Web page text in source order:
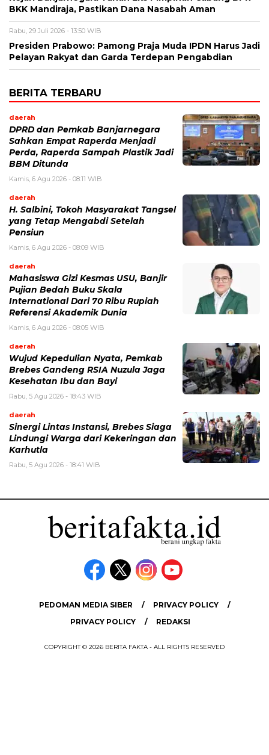
BKK Mandiraja, Pastikan Dana Nasabah Aman
Rabu, 29 Juli 2026 - 13:50 WIB
Presiden Prabowo: Pamong Praja Muda IPDN Harus Jadi
Pelayan Rakyat dan Garda Terdepan Pengabdian
BERITA TERBARU
daerah
DPRD dan Pemkab Banjarnegara
Sahkan Empat Raperda Menjadi
Perda, Raperda Sampah Plastik Jadi
BBM Ditunda
Kamis, 6 Agu 2026 - 08:11 WIB
daerah
H. Salbini, Tokoh Masyarakat Tangsel
yang Tetap Mengabdi Setelah
Pensiun
Kamis, 6 Agu 2026 - 08:09 WIB
daerah
Mahasiswa Gizi Kesmas USU, Banjir
Pujian Bedah Buku Skala
International Dari 70 Ribu Rupiah
Referensi Akademik Dunia
Kamis, 6 Agu 2026 - 08:05 WIB
daerah
Wujud Kepedulian Nyata, Pemkab
Brebes Gandeng RSIA Nuzula Jaga
Kesehatan Ibu dan Bayi
Rabu, 5 Agu 2026 - 18:43 WIB
daerah
Sinergi Lintas Instansi, Brebes Siaga
Lindungi Warga dari Kekeringan dan
Karhutla
Rabu, 5 Agu 2026 - 18:41 WIB
PEDOMAN MEDIA SIBER
PRIVACY POLICY
PRIVACY POLICY
REDAKSI
COPYRIGHT © 2026 BERITA FAKTA - ALL RIGHTS RESERVED